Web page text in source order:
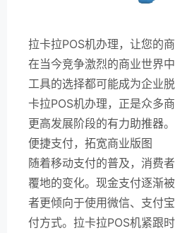
拉卡拉POS机办理，让您的
在当今竞争激烈的商业世界
工具的选择都可能成为企业
卡拉POS机办理，正是众多
更高发展阶段的有力助推器。
便捷支付，拓宽商业版图
随着移动支付的普及，消费
覆地的变化。现金支付逐渐
者更倾向于使用微信、支付
付方式。拉卡拉POS机紧跟